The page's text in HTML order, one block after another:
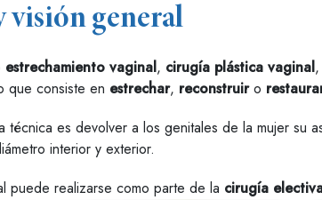
visión general
estrechamiento vaginal, cirugía plástica vaginal,
que consiste en estrechar, reconstruiro
técnica es devolver a los genitales de la mujer su
interior y exterior.
puede realizarse como parte de la cirugía